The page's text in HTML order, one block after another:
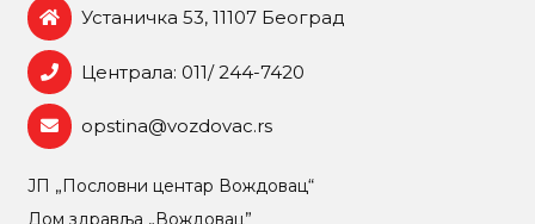
Устаничка 53, 11107 Београд
Централа: 011/ 244-7420
opstina@vozdovac.rs
ЈП „Пословни центар Вождовац“
Дом здравља „Вождовац”